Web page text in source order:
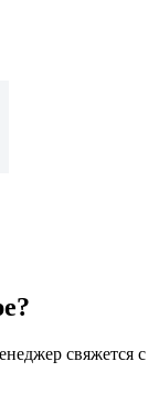
свяжется с